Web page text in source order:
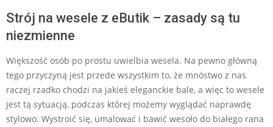
Strój na wesele z eButik – zasady są tu
niezmienne
Większość osób po prostu uwielbia wesela. Na pewno główną
tego przyczyną jest przede wszystkim to, że mnóstwo z nas
raczej rzadko chodzi na jakieś eleganckie bale, a więc to wesele
jest tą sytuacją, podczas której możemy wyglądać naprawdę
stylowo. Wystroić się, umalować i bawić wesoło do białego rana